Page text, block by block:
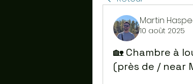
Martin
10 août 2025
🏡 Chambre à
(près de / near